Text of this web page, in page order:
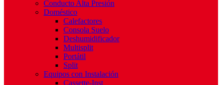
Conducto Alta Presión
Doméstico
Calefactores
Consola Suelo
Deshumidificador
Multisplit
Portátil
Split
Equipos con Instalación
Cassette-Inst